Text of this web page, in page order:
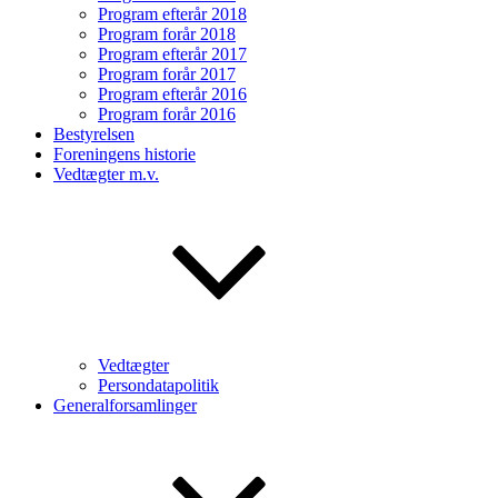
Program efterår 2018
Program forår 2018
Program efterår 2017
Program forår 2017
Program efterår 2016
Program forår 2016
Bestyrelsen
Foreningens historie
Vedtægter m.v.
Vedtægter
Persondatapolitik
Generalforsamlinger